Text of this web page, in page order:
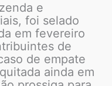
e
foi selado
em fevereiro
de
de empate
ainda em